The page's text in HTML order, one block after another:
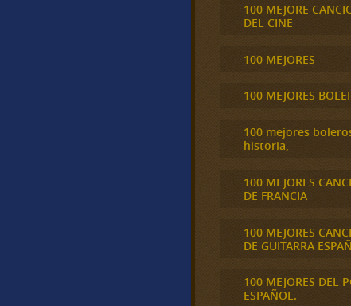
100 MEJORE
DEL CINE
100 MEJORES
100 MEJORES
100 mejores
historia,
100 MEJORES
DE FRANCIA
100 MEJORES
DE GUITARRA
100 MEJORES DEL
ESPAÑOL.